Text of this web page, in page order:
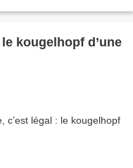
kougelhopf d’une